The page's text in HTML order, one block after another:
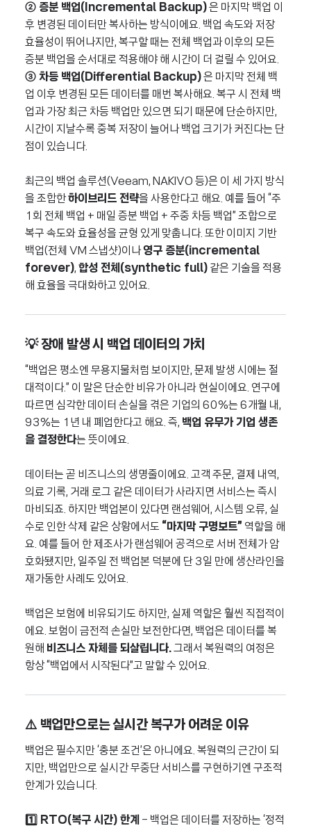
② 증분 백업(Incremental Backup)은 마지막 백업 이
후 변경된 데이터만 복사하는 방식이에요. 백업 속도와 저장
효율성이 뛰어나지만, 복구할 때는 전체 백업과 이후의 모든
증분 백업을 순서대로 적용해야 해 시간이 더 걸릴 수 있어요.
③ 차등 백업(Differential Backup)은 마지막 전체 백
업 이후 변경된 모든 데이터를 매번 복사해요. 복구 시 전체 백
업과 가장 최근 차등 백업만 있으면 되기 때문에 단순하지만,
시간이 지날수록 중복 저장이 늘어나 백업 크기가 커진다는 단
점이 있습니다.
최근의 백업 솔루션(Veeam, NAKIVO 등)은 이 세 가지 방식
을 조합한하이브리드 전략을 사용한다고 해요. 예를 들어 “주
1회 전체 백업 + 매일 증분 백업 + 주중 차등 백업” 조합으로
복구 속도와 효율성을 균형 있게 맞춥니다. 또한 이미지 기반
백업(전체 VM 스냅샷)이나영구 증분(incremental
forever), 합성 전체(synthetic full) 같은 기술을 적용
해 효율을 극대화하고 있어요.
💡 장애 발생 시 백업 데이터의 가치
“백업은 평소엔 무용지물처럼 보이지만, 문제 발생 시에는 절
대적이다.” 이 말은 단순한 비유가 아니라 현실이에요. 연구에
따르면 심각한 데이터 손실을 겪은 기업의 60%는 6개월 내,
93%는 1년 내 폐업한다고 해요. 즉, 백업 유무가 기업 생존
을 결정한다는 뜻이에요.
데이터는 곧 비즈니스의 생명줄이에요. 고객 주문, 결제 내역,
의료 기록, 거래 로그 같은 데이터가 사라지면 서비스는 즉시
마비되죠. 하지만 백업본이 있다면 랜섬웨어, 시스템 오류, 실
수로 인한 삭제 같은 상황에서도 “마지막 구명보트” 역할을 해
요. 예를 들어 한 제조사가 랜섬웨어 공격으로 서버 전체가 암
호화됐지만, 일주일 전 백업본 덕분에 단 3일 만에 생산라인을
재가동한 사례도 있어요.
백업은 보험에 비유되기도 하지만, 실제 역할은 훨씬 직접적이
에요. 보험이 금전적 손실만 보전한다면, 백업은 데이터를 복
원해 비즈니스 자체를 되살립니다.그래서 복원력의 여정은
항상 “백업에서 시작된다”고 말할 수 있어요.
⚠️ 백업만으로는 실시간 복구가 어려운 이유
백업은 필수지만 ‘충분 조건’은 아니에요. 복원력의 근간이 되
지만, 백업만으로 실시간 무중단 서비스를 구현하기엔 구조적
한계가 있습니다.
1️⃣ RTO(복구 시간) 한계 – 백업은 데이터를 저장하는 ‘정적